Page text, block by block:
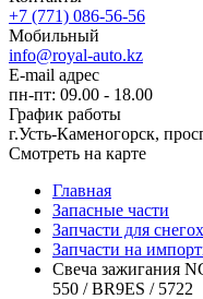
+7 (771) 086-56-56
Мобильный
info@royal-auto.kz
E-mail адрес
пн-пт: 09.00 - 18.00
График работы
г.Усть-Каменогорск,
Смотреть на карте
Главная
Запасные части
Запчасти для
Запчасти на
Свеча зажигания
550 / BR9ES / 5722